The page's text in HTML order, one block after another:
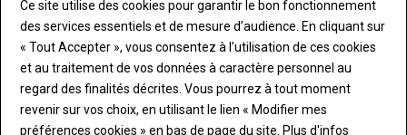
Publicité
Ce site utilise des cookies pour garantir le bon fonctionnement
des services essentiels et de mesure d’audience. En cliquant sur
« Tout Accepter », vous consentez à l’utilisation de ces cookies
et au traitement de vos données à caractère personnel au
regard des finalités décrites. Vous pourrez à tout moment
revenir sur vos choix, en utilisant le lien « Modifier mes
préférences cookies » en bas de page du site. Plus d'infos